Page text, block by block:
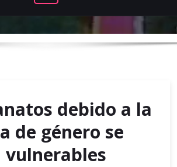
debido a la
de género se
vulnerables